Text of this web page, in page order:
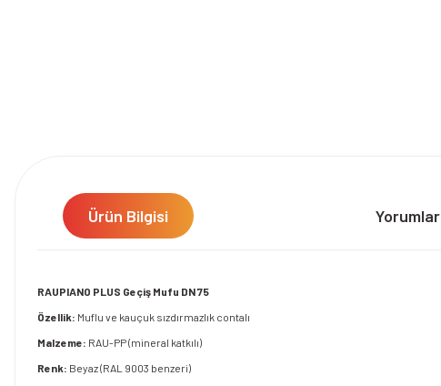
Ürün Bilgisi Yorumlar
RAUPIANO PLUS Geçiş Mufu DN 75
Özellik: Muflu ve kauçuk sızdırmazlık contalı
Malzeme: RAU-PP (mineral katkılı)
Renk: Beyaz (RAL 9003 benzeri)